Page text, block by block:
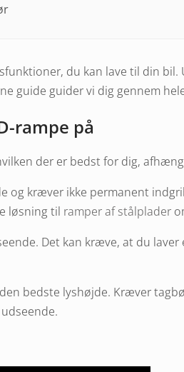
du kan lave til din
guide guider vi dig gennem
rampe på
der er bedst for dig,
og kræver ikke permanent
løsning til ramper af stålplader
Det kan kræve, at du
bedste lyshøjde. Kræver